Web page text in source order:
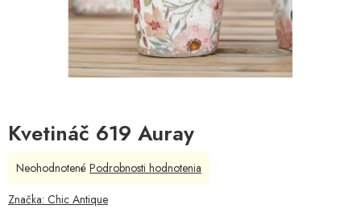
Kvetináč 619 Auray
Priemerné
produktu
Neohodnotené Podrobnosti hodnotenia
Značka: Chic Antique